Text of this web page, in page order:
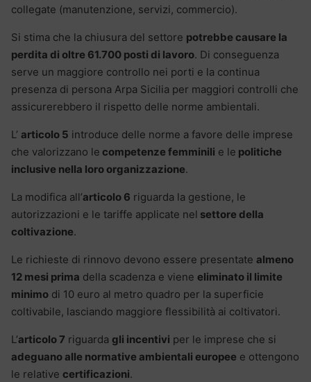
collegate (manutenzione, servizi, commercio).
Si stima che la chiusura del settore potrebbe causare la
perdita di oltre 61.700 posti di lavoro. Di conseguenza
serve un maggiore controllo nei porti e la continua
presenza di persona Arpa Sicilia per maggiori controlli che
assicurerebbero il rispetto delle norme ambientali.
L’ articolo 5 introduce delle norme a favore delle imprese
che valorizzano le competenze femminili e le politiche
inclusive nella loro organizzazione.
La modifica all’articolo 6 riguarda la gestione, le
autorizzazioni e le tariffe applicate nel settore della
coltivazione.
Le richieste di rinnovo devono essere presentate almeno
12 mesi prima della scadenza e viene eliminato il limite
minimo di 10 euro al metro quadro per la superficie
coltivabile, lasciando maggiore flessibilità ai coltivatori.
L’articolo 7 riguarda gli incentivi per le imprese che si
adeguano alle normative ambientali europee e ottengono
le relative certificazioni.